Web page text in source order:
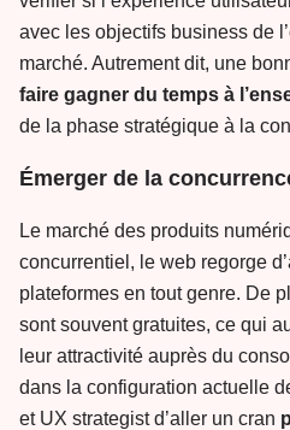
avec les objectifs business de
marché. Autrement dit, une
faire gagner du temps à
de la phase stratégique à la
Émerger de la
Le marché des produits
concurrentiel, le web regorge
plateformes en tout genre. De
sont souvent gratuites, ce qui
leur attractivité auprès du
dans la configuration actuelle
et UX strategist d’aller un cran